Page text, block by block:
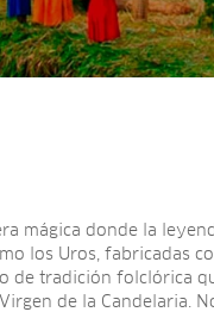
mágica donde la
los Uros, fabricadas
de tradición folclórica
de la Candelaria.